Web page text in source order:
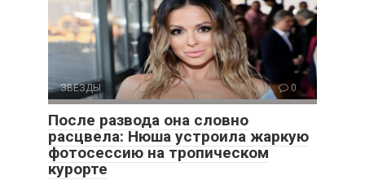
ЗВЕЗДЫ 0
После развода она словно
расцвела: Нюша устроила жаркую
фотосессию на тропическом
курорте